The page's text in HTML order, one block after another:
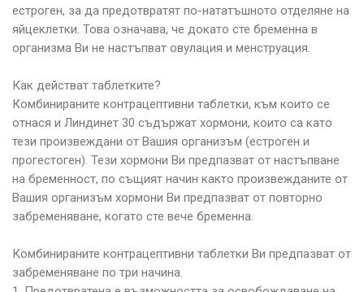
естроген, за да предотвратят по-нататъшното отделяне на
яйцеклетки. Това означава, че докато сте бременна в
организма Ви не настъпват овулация и менструация.
Как действат таблетките?
Комбинираните контрацептивни таблетки, към които се
отнася и Линдинет 30 съдържат хормони, които са като
тези произвеждани от Вашия организъм (естроген и
прогестоген). Тези хормони Ви предпазват от настъпване
на бременност, по същият начин както произвежданите от
Вашия организъм хормони Ви предпазват от повторно
забременяване, когато сте вече бременна.
Комбинираните контрацептивни таблетки Ви предпазват от
забременяване по три начина.